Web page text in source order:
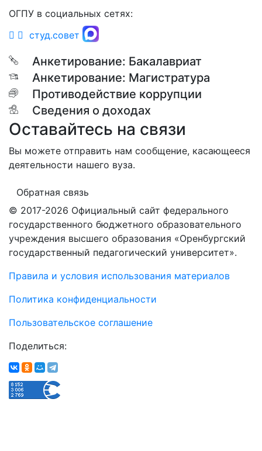
ОГПУ в социальных сетях:
студ.совет
Анкетирование: Бакалавриат
Анкетирование: Магистратура
Противодействие коррупции
Сведения о доходах
Оставайтесь на связи
Вы можете отправить нам сообщение, касающееся
деятельности нашего вуза.
Обратная связь
© 2017-2026 Официальный сайт федерального
государственного бюджетного образовательного
учреждения высшего образования «Оренбургский
государственный педагогический университет».
Правила и условия использования материалов
Политика конфиденциальности
Пользовательское соглашение
Поделиться: